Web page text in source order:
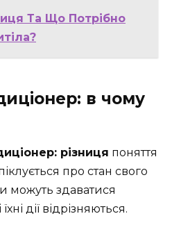
Та Що Потрібно
в чому
різниця поняття
про стан свого
можуть здаватися
дії відрізняються.